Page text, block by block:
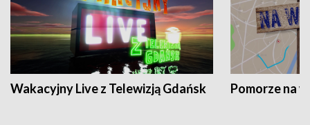
Wakacyjny Live z Telewizją Gdańsk Pomorze na